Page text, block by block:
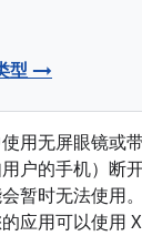
型 →
用无屏眼镜或
户的手机）断
暂时无法使用
应用可以使用